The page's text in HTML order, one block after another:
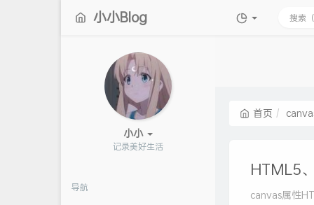
小小Blog
小小
记录美好H6
导航
首页
HTML5
canvas属性